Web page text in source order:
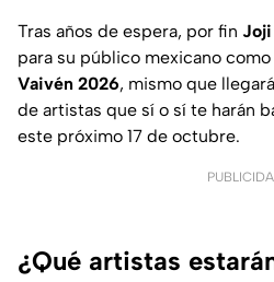
Tras años de espera, por fin Joji
para su público mexicano
Vaivén 2026, mismo que
de artistas que sí o sí te harán
este próximo 17 de octubre.
¿Qué artistas